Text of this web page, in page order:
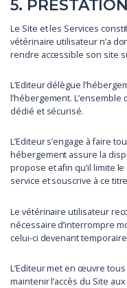
5.
Le Site et les Services
vétérinaire utilisateur n’a
rendre accessible son site
L’Editeur délègue
l’hébergement.
dédié et sécurisé.
L’Editeur s’engage à faire
hébergement assure la
propose et afin qu’il limite
service et souscrive à ce
Le vétérinaire utilisateur
nécessaire d’interrompre
celui-ci devenant
L’Editeur met en œuvre
maintenir l’accès du Site